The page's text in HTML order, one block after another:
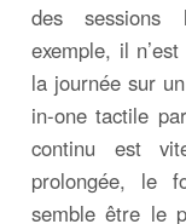
des sessions
exemple, il
la journée sur
in-one tactile
continu est
prolongée, le
semble être le